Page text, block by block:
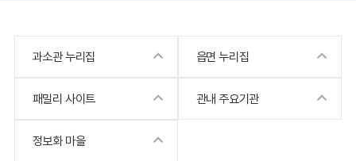
과소관 누리집 읍면 누리집
패밀리 사이트 관내 주요기관
정보화 마을